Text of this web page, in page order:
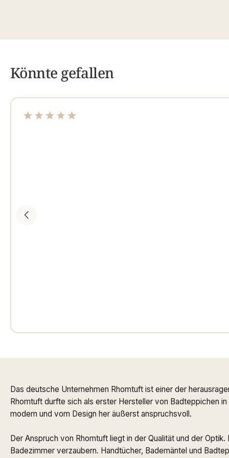
Könnte gefallen
Das deutsche Unternehmen Rhomtuft ist einer der
Rhomtuft durfte sich als erster Hersteller von Badteppichen
modern und vom Design her äußerst anspruchsvoll.
Der Anspruch von Rhomtuft liegt in der Qualität und der
Badezimmer verzaubern. Handtücher, Bademäntel und